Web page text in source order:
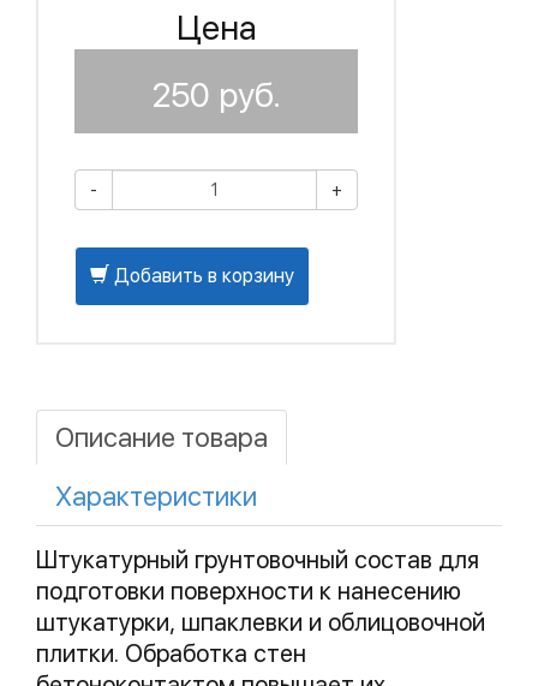
Цена
250 руб.
- +
Добавить в корзину
Описание товара
Характеристики
Штукатурный грунтовочный состав для
подготовки поверхности к нанесению
штукатурки, шпаклевки и облицовочной
плитки. Обработка стен